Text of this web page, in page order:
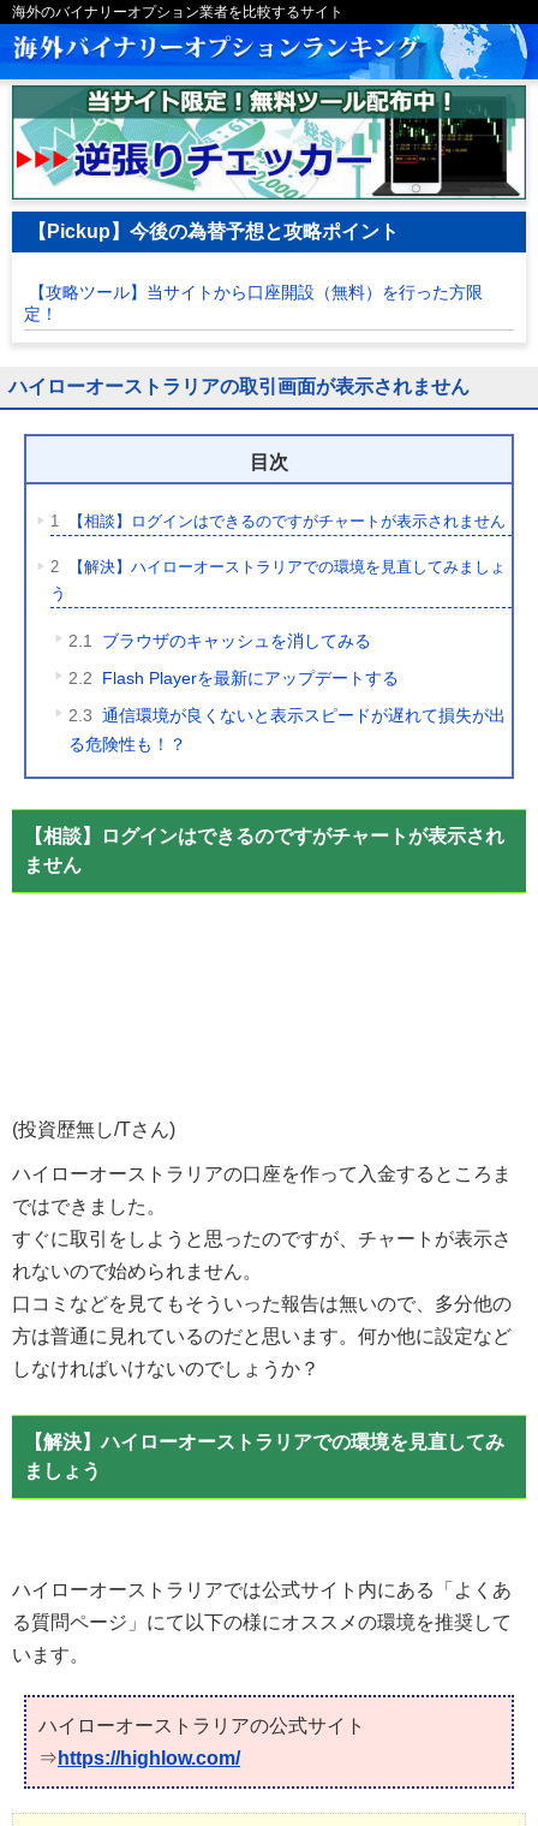
海外のバイナリーオプション業者を比較するサイト
【Pickup】今後の為替予想と攻略ポイント
【攻略ツール】当サイトから口座開設（無料）を行った方限
定！
ハイローオーストラリアの取引画面が表示されません
目次
1 【相談】ログインはできるのですがチャートが表示されません
2
【解決】ハイローオーストラリアでの環境を見直してみましょ
う
2.1
ブラウザのキャッシュを消してみる
2.2
Flash Playerを最新にアップデートする
2.3 通信環境が良くないと表示スピードが遅れて損失が出
る危険性も！？
【相談】ログインはできるのですがチャートが表示され
ません
(投資歴無し/Tさん)
ハイローオーストラリアの口座を作って入金するところま
ではできました。
すぐに取引をしようと思ったのですが、 チャートが表示さ
れないので始められません。
口コミなどを見てもそういった報告は無いので、多分他の
方は普通に見れているのだと思います。何か他に設定など
しなければいけないのでしょうか？
【解決】ハイローオーストラリアでの環境を見直してみ
ましょう
ハイローオーストラリアでは公式サイト内にある「よくあ
る質問ページ」にて以下の様にオススメの環境を推奨して
います。
ハイローオーストラリアの公式サイト
⇒ https://highlow.com/